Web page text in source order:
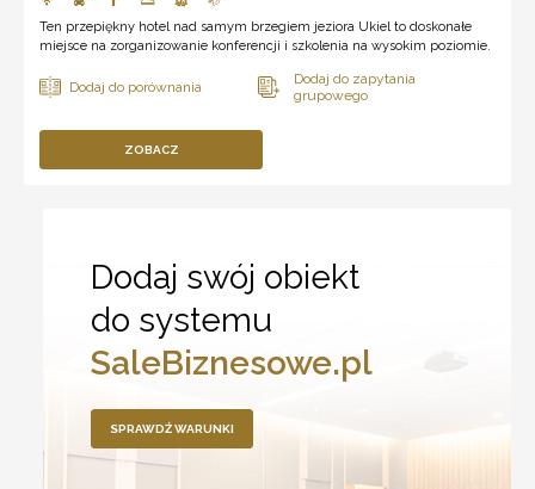
Ten przepiękny hotel nad samym brzegiem jeziora Ukiel to doskonałe
miejsce na zorganizowanie konferencji i szkolenia na wysokim poziomie.
ZOBACZ
Dodaj swój obiekt
do systemu
SaleBiznesowe.pl
SPRAWDŹ WARUNKI